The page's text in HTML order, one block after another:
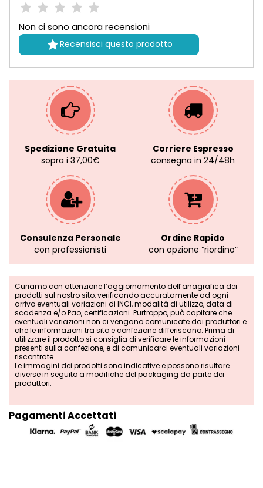
Non ci sono ancora recensioni
Recensisci questo prodotto
Spedizione Gratuita
sopra i 37,00€
Corriere Espresso
consegna in 24/48h
Consulenza Personale
con professionisti
Ordine Rapido
con opzione “riordino”
Curiamo con attenzione l’aggiornamento dell’anagrafica dei
prodotti sul nostro sito, verificando accuratamente ad ogni
arrivo eventuali variazioni di INCI, modalità di utilizzo, data di
scadenza e/o Pao, certificazioni. Purtroppo, può capitare che
eventuali variazioni non ci vengano comunicate dai produttori e
che le informazioni tra sito e confezione differiscano. Prima di
utilizzare il prodotto si consiglia di verificare le informazioni
presenti sulla confezione, e di comunicarci eventuali variazioni
riscontrate.
Le immagini dei prodotti sono indicative e possono risultare
diverse in seguito a modifiche del packaging da parte dei
produttori.
Pagamenti Accettati